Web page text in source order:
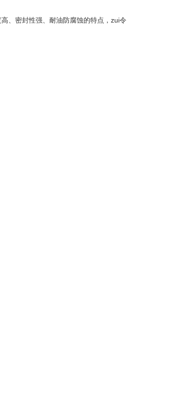
、密封性强、耐油防腐蚀的特点，zui令